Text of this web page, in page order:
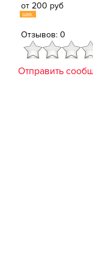
от 200 руб
шт.
Отзывов: 0
Отправить